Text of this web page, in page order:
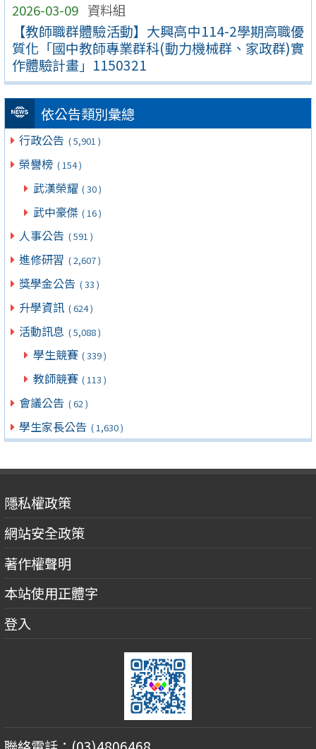
2026-03-09 資料組
【教師職群體驗活動】大興高中114-2學期高職優
質化「國中教師專業群科(動力機械群、家政群)實
作體驗計畫」1150321
依公告類別彙總
行政公告 ( 5,901 )
榮譽榜 ( 154 )
武漢榮耀 ( 30 )
武中豪傑 ( 16 )
人事公告 ( 591 )
進修研習 ( 2,607 )
獎學金公告 ( 33 )
升學資訊 ( 624 )
活動訊息 ( 5,088 )
學生競賽 ( 339 )
教師競賽 ( 113 )
會議公告 ( 62 )
學生家長公告 ( 1,630 )
隱私權政策
網站安全政策
著作權聲明
本站使用正體字
登入